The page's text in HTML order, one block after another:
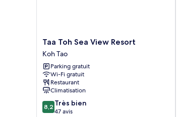
Taa
Toh
Sea
View
Resort
Koh
Tao
Taa Toh Sea View Resort
Koh Tao
Parking gratuit
Wi-Fi gratuit
Restaurant
Climatisation
8.2
sur
8,2 Très bien
47 avis